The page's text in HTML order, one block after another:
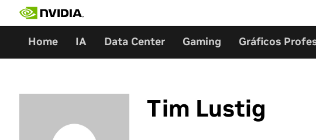
Home IA Data Center Gaming Gráficos
Tim Lustig